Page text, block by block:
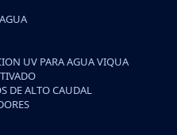
UV PARA AGUA VIQUA
DE ALTO CAUDAL